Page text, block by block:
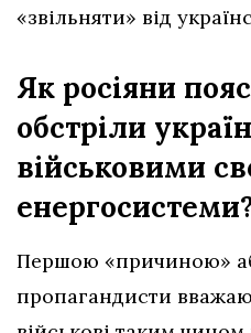
«звільняти» від
Як росіяни
обстріли
військовими
Першою «причиною»
пропагандисти